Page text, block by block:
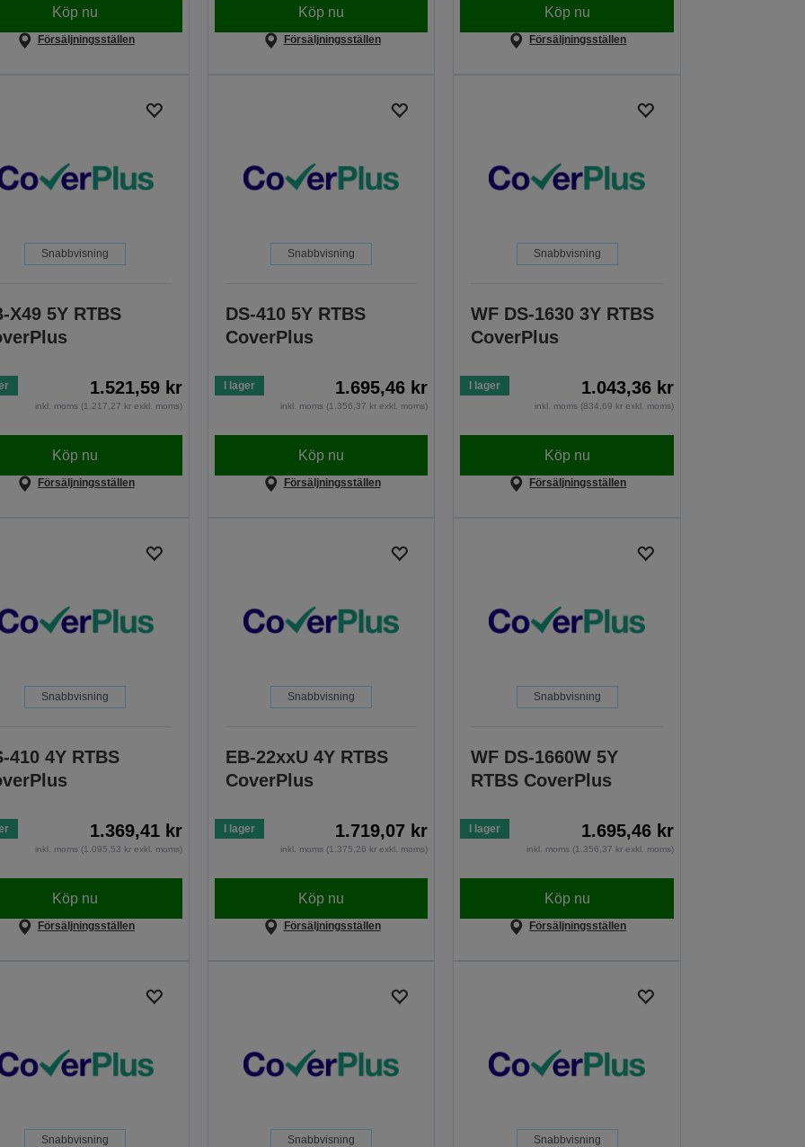
Köp nu
Försäljningsställen
Köp nu
Försäljningsställen
Köp nu
Försäljningsställen
Snabbvisning
X49 5Y RTBS
1.521,59 kr
inkl. moms (1.217,27 kr exkl. moms)
Köp nu
Försäljningsställen
Snabbvisning
DS-410 5Y RTBS
CoverPlus
I lager 1.695,46 kr
inkl. moms (1.356,37 kr exkl. moms)
Köp nu
Försäljningsställen
Snabbvisning
WF DS-1630 3Y RTBS
CoverPlus
I lager 1.043,36 kr
inkl. moms (834,69 kr exkl. moms)
Köp nu
Försäljningsställen
Snabbvisning
410 4Y RTBS
1.369,41 kr
inkl. moms (1.095,53 kr exkl. moms)
Köp nu
Försäljningsställen
Snabbvisning
EB-22xxU 4Y RTBS
CoverPlus
I lager 1.719,07 kr
inkl. moms (1.375,26 kr exkl. moms)
Köp nu
Försäljningsställen
Snabbvisning
WF DS-1660W 5Y
RTBS CoverPlus
I lager 1.695,46 kr
inkl. moms (1.356,37 kr exkl. moms)
Köp nu
Försäljningsställen
Snabbvisning Snabbvisning Snabbvisning